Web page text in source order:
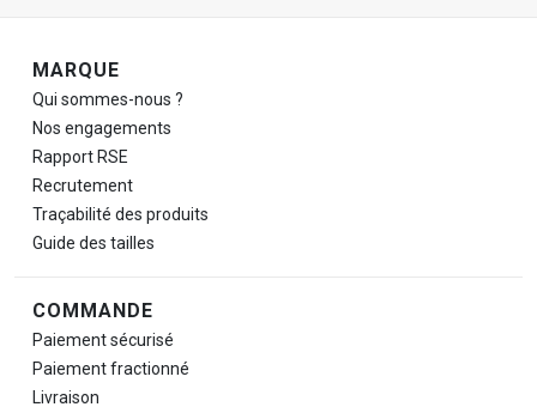
Navigation de pied de page
MARQUE
Qui sommes-nous ?
Nos engagements
Rapport RSE
Recrutement
Traçabilité des produits
Guide des tailles
COMMANDE
Paiement sécurisé
Paiement fractionné
Livraison